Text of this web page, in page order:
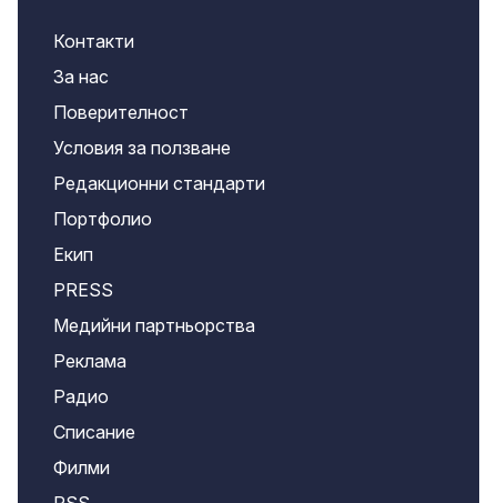
Контакти
За нас
Поверителност
Условия за ползване
Редакционни стандарти
Портфолио
Екип
PRESS
Медийни партньорства
Реклама
Радио
Списание
Филми